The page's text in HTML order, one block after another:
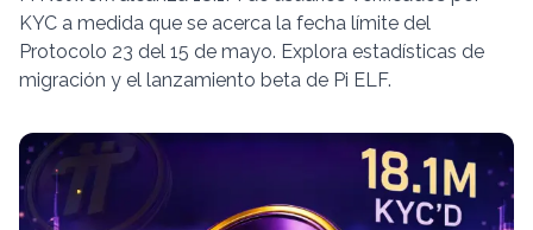
KYC a medida que se acerca la fecha límite del
Protocolo 23 del 15 de mayo. Explora estadísticas de
migración y el lanzamiento beta de Pi ELF.